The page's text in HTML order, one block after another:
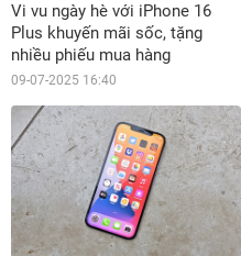
Vi vu ngày hè với iPhone 16
Plus khuyến mãi sốc, tặng
nhiều phiếu mua hàng
09-07-2025 16:40